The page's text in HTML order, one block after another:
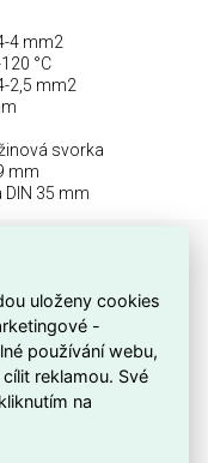
4 mm2
°C
2,5 mm2
svorka
mm
DIN 35 mm
patrová
najdete v
svorkovnice se
materiál, výrobce
dodavatele
220V patrová
uloženy cookies
-
používání webu,
reklamou. Své
na